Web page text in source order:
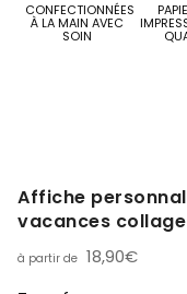
CONFECTIONNÉES
À LA MAIN AVEC
SOIN
Affiche
vacances
18,90€